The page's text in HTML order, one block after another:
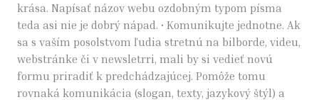
krása. Napísať názov webu ozdobným typom písma
teda asi nie je dobrý nápad. • Komunikujte jednotne. Ak
sa s vaším posolstvom ľudia stretnú na bilborde, videu,
webstránke či v newsletrri, mali by si vedieť novú
formu priradiť k predchádzajúcej. Pomôže tomu
rovnaká komunikácia (slogan, texty, jazykový štýl) a